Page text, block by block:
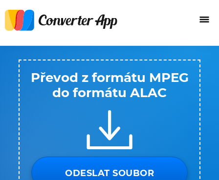
Převod z formátu MPEG
do formátu ALAC
ODESLAT SOUBOR